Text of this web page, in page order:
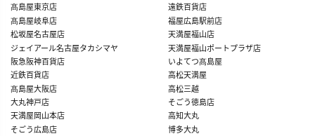
髙島屋東京店
遠鉄百貨店
髙島屋岐阜店
松坂屋名古屋店
ジェイアール名古屋タカシマヤ
阪急阪神百貨店
近鉄百貨店
髙島屋大阪店
大丸神戸店
天満屋岡山本店
そごう広島店
福屋広島駅前店
天満屋福山店
天満屋福山ポートプラザ店
いよてつ髙島屋
高松天満屋
高松三越
そごう徳島店
高知大丸
博多大丸